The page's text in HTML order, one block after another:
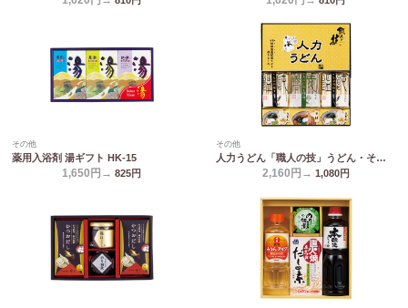
その他
薬用入浴剤 湯ギフト HK-15
1,650円→ 825円
その他
人力うどん「職人の技」うどん・そばセット JUS-BO
2,160円→ 1,080円